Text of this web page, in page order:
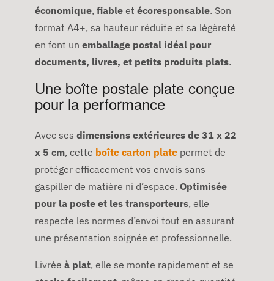
économique, fiable et écoresponsable. Son
format A4+, sa hauteur réduite et sa légèreté
en font un emballage postal idéal pour
documents, livres, et petits produits plats.
Une boîte postale plate conçue
pour la performance
Avec ses dimensions extérieures de 31 x 22
x 5 cm, cette boîte carton plate permet de
protéger efficacement vos envois sans
gaspiller de matière ni d’espace. Optimisée
pour la poste et les transporteurs, elle
respecte les normes d’envoi tout en assurant
une présentation soignée et professionnelle.
Livrée à plat, elle se monte rapidement et se